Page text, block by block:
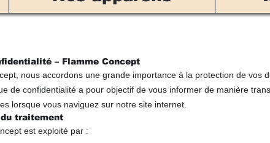
– Flamme Concept
nous accordons une grande importance à la protection de vos
de confidentialité a pour objectif de vous informer de manière
lorsque vous naviguez sur notre site internet.
traitement
est exploité par :